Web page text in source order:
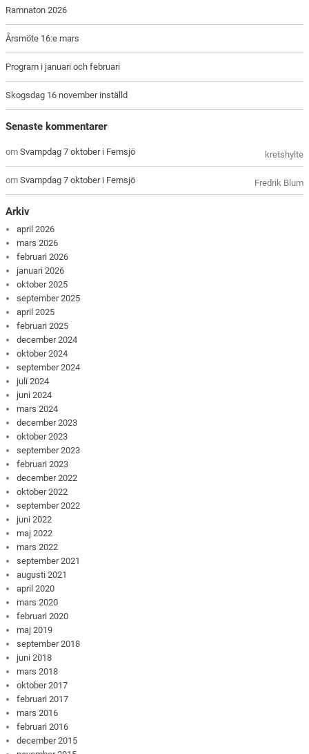
Ramnaton 2026
Årsmöte 16:e mars
Program i januari och februari
Skogsdag 16 november inställd
Senaste kommentarer
kretshylte
omSvampdag 7 oktober i Femsjö
Fredrik Blum
omSvampdag 7 oktober i Femsjö
Arkiv
april 2026
mars 2026
februari 2026
januari 2026
oktober 2025
september 2025
april 2025
februari 2025
december 2024
oktober 2024
september 2024
juli 2024
juni 2024
mars 2024
december 2023
oktober 2023
september 2023
februari 2023
december 2022
oktober 2022
september 2022
juni 2022
maj 2022
mars 2022
september 2021
augusti 2021
april 2020
mars 2020
februari 2020
maj 2019
september 2018
juni 2018
mars 2018
oktober 2017
februari 2017
mars 2016
februari 2016
december 2015